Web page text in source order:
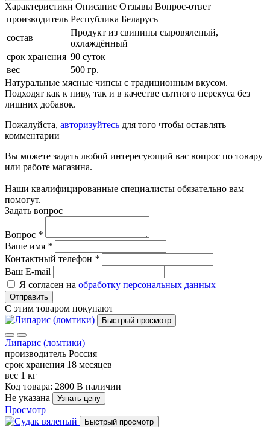
Характеристики Описание Отзывы Вопрос-ответ
производитель Республика Беларусь
состав
Продукт из свинины сыровяленый,
охлаждённый
срок хранения 90 суток
вес
500 гр.
Натуральные мясные чипсы с традиционным вкусом.
Подходят как к пиву, так и в качестве сытного перекуса без
лишних добавок.
Пожалуйста, авторизуйтесь для того чтобы оставлять
комментарии
Вы можете задать любой интересующий вас вопрос по товару
или работе магазина.
Наши квалифицированные специалисты обязательно вам
помогут.
Задать вопрос
Вопрос *
Ваше имя *
Контактный телефон *
Ваш E-mail
Я согласен на обработку персональных данных
Отправить
С этим товаром покупают
Быстрый просмотр
Липарис (ломтики)
производитель Россия
срок хранения 18 месяцев
вес 1 кг
Код товара: 2800 В наличии
Не указана
Узнать цену
Просмотр
Быстрый просмотр